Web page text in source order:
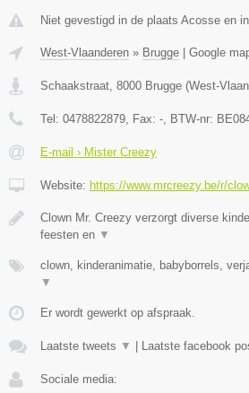
Niet gevestigd in de plaats Acosse en
West-Vlaanderen » Brugge Google
Schaakstraat, 8000 Brugge (West-
Tel: 0478822879, Fax: -, BTW-nr:
E-mail › Mister Creezy
Website: https://www.mrcreezy.be/r/
Clown Mr. Creezy verzorgt diverse
feesten en ▼
clown, kinderanimatie, babyborrels,
▼
Er wordt gewerkt op afspraak.
Laatste tweets ▼ Laatste facebook
Sociale media: